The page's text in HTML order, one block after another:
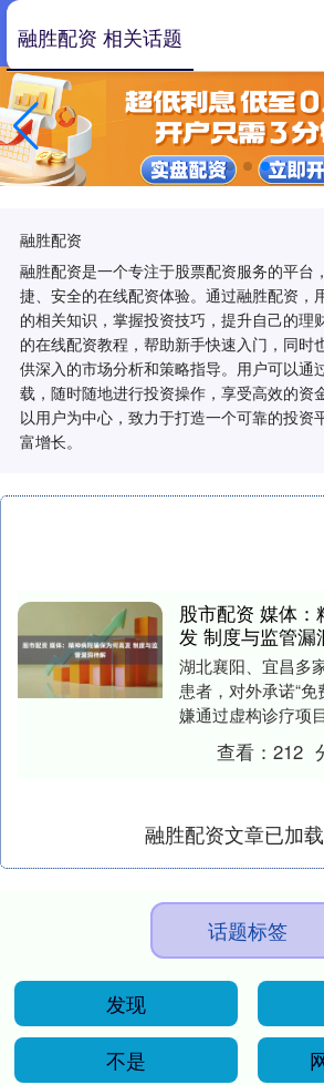
融胜配资
融胜配资是一个专注于股票配资服务的平台
捷、安全的在线配资体验。通过融胜配资，
的相关知识，掌握投资技巧，提升自己的理
的在线配资教程，帮助新手快速入门，同时
供深入的市场分析和策略指导。用户可以通
载，随时随地进行投资操作，享受高效的资
以用户为中心，致力于打造一个可靠的投资
富增长。
融胜配资 相关话题
股市配资 媒体
发 制度与监管漏
湖北襄阳、宜昌多
患者，对外承诺“
嫌通过虚构诊疗项
金，引发广泛关
作专班或联合调....
查看：212
融胜配资文章已加
话题标签
发现
不是